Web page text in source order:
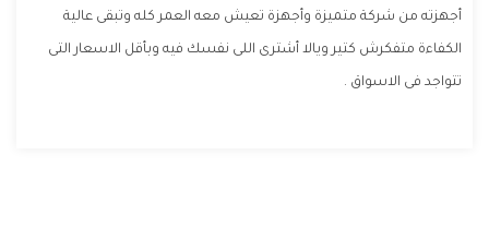
أجهزته من شركة متميزة وأجهزة تعيش معه العمر كله وتبقى عالية
الكفاءة متفكرش كتير ويالا أشترى اللى نفسك فيه وبأقل الاسعار التى
تتواجد فى الاسواق .